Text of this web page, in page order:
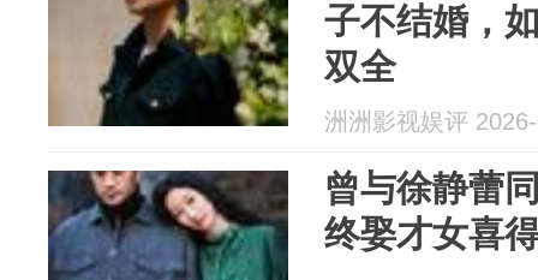
子不结婚，
双全
洲洲影视娱评
曾与徐静蕾
终娶才女喜